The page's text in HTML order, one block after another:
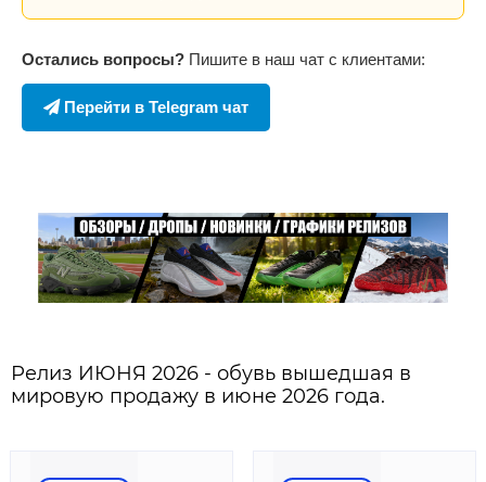
Остались вопросы? Пишите в наш чат с клиентами:
Перейти в Telegram чат
Релиз ИЮНЯ 2026 - обувь вышедшая в
мировую продажу в июне 2026 года.